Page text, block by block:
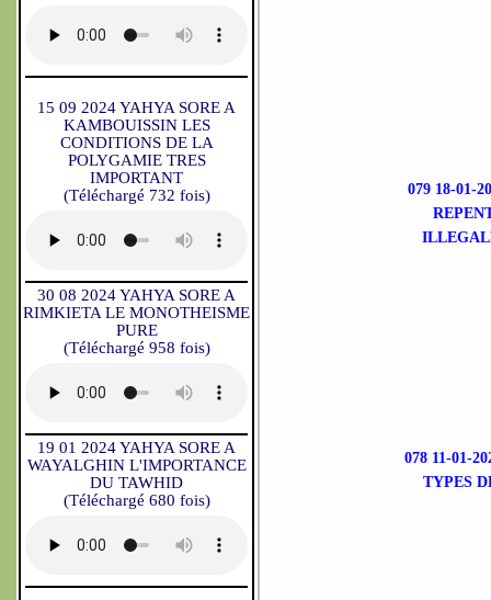
15 09 2024 YAHYA SORE A
KAMBOUISSIN LES
CONDITIONS DE LA
POLYGAMIE TRES
IMPORTANT
(Téléchargé 732 fois)
30 08 2024 YAHYA SORE A
RIMKIETA LE MONOTHEISME
PURE
(Téléchargé 958 fois)
19 01 2024 YAHYA SORE A
WAYALGHIN L'IMPORTANCE
DU TAWHID
(Téléchargé 680 fois)
079 18-01-
078 11-01-
TYPES